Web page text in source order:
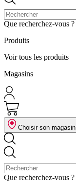
Que recherchez-vous ?
Produits
Voir tous les produits
Magasins
Choisir son magasin
Que recherchez-vous ?